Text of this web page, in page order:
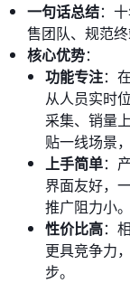
一句话总结：
售团队、规范
核心优势：
功能专注：
从人员实时
采集、销量
贴一线场景
上手简单：
界面友好，
推广阻力小。
性价比高：
更具竞争力
步。